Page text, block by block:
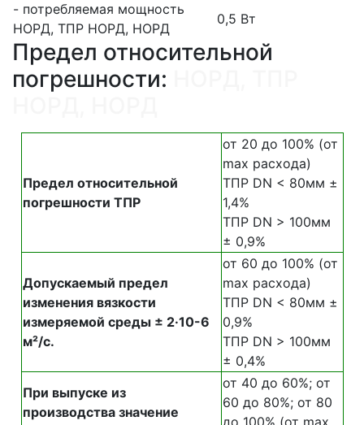
- потребляемая мощность
НОРД, ТПР НОРД, НОРД
0,5 Вт
Предел относительной
погрешности:
Предел относительной
погрешности ТПР
от 20 до 100% (от
max расхода)
ТПР DN < 80мм ±
1,4%
ТПР DN > 100мм
± 0,9%
Допускаемый предел
изменения вязкости
измеряемой среды ± 2·10-6
м²/с.
от 60 до 100% (от
max расхода)
ТПР DN < 80мм ±
0,9%
ТПР DN > 100мм
± 0,4%
При выпуске из
производства значение
от 40 до 60%; от
60 до 80%; от 80